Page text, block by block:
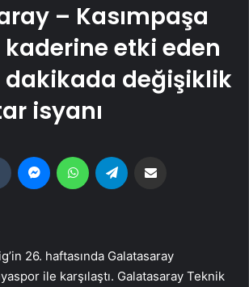
– Kasımpaşa
kaderine etki eden
dakikada değişiklik
isyanı
Tumblr MessengerWhatsApp
26. haftasında Galatasaray
ile karşılaştı. Galatasaray Teknik